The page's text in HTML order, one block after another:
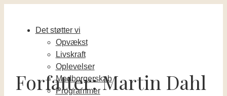
Det støtter vi
Opvækst
Livskraft
Oplevelser
Medborgerskab
Programmer
Forfatter:Martin Dahl